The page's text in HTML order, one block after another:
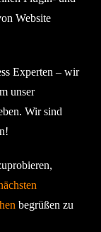
Website
Experten – wir
unser
Wir sind
begrüßen zu